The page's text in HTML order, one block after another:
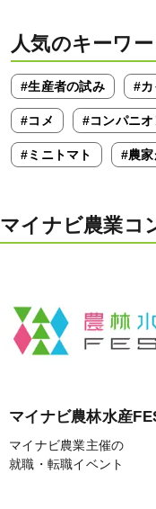
人気のキーワ
#生産者の試み #
#コメ #コンパニ
#ミニトマト #農
マイナビ農業コ
マイナビ農林水産
マイナビ農業主催の
就職・転職イベント